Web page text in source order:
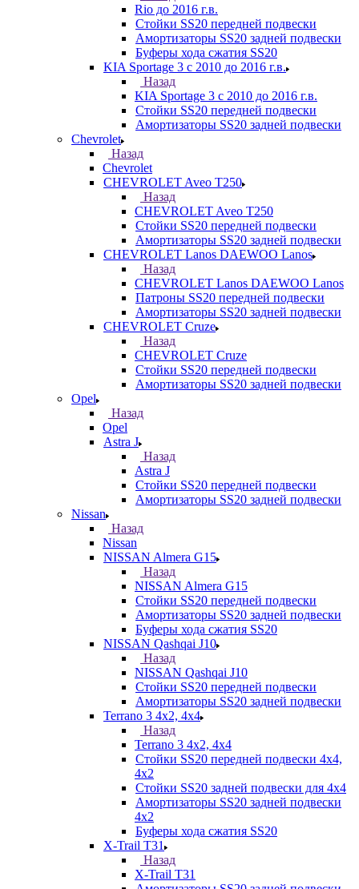
Rio до 2016 г.в.
Стойки SS20 передней подвески
Амортизаторы SS20 задней подвески
Буферы хода сжатия SS20
KIA Sportage 3 с 2010 до 2016 г.в.
Назад
KIA Sportage 3 с 2010 до 2016 г.в.
Стойки SS20 передней подвески
Амортизаторы SS20 задней подвески
Chevrolet
Назад
Chevrolet
CHEVROLET Aveo T250
Назад
CHEVROLET Aveo T250
Стойки SS20 передней подвески
Амортизаторы SS20 задней подвески
CHEVROLET Lanos DAEWOO Lanos
Назад
CHEVROLET Lanos DAEWOO Lanos
Патроны SS20 передней подвески
Амортизаторы SS20 задней подвески
CHEVROLET Cruze
Назад
CHEVROLET Cruze
Стойки SS20 передней подвески
Амортизаторы SS20 задней подвески
Opel
Назад
Opel
Astra J
Назад
Astra J
Стойки SS20 передней подвески
Амортизаторы SS20 задней подвески
Nissan
Назад
Nissan
NISSAN Almera G15
Назад
NISSAN Almera G15
Стойки SS20 передней подвески
Амортизаторы SS20 задней подвески
Буферы хода сжатия SS20
NISSAN Qashqai J10
Назад
NISSAN Qashqai J10
Стойки SS20 передней подвески
Амортизаторы SS20 задней подвески
Terrano 3 4х2, 4х4
Назад
Terrano 3 4х2, 4х4
Стойки SS20 передней подвески 4х4,
4x2
Стойки SS20 задней подвески для 4х4
Амортизаторы SS20 задней подвески
4х2
Буферы хода сжатия SS20
X-Trail T31
Назад
X-Trail T31